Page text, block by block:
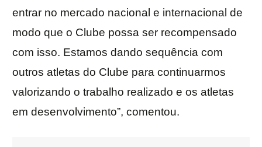
entrar no mercado nacional e internacional de
modo que o Clube possa ser recompensado
com isso. Estamos dando sequência com
outros atletas do Clube para continuarmos
valorizando o trabalho realizado e os atletas
em desenvolvimento”, comentou.